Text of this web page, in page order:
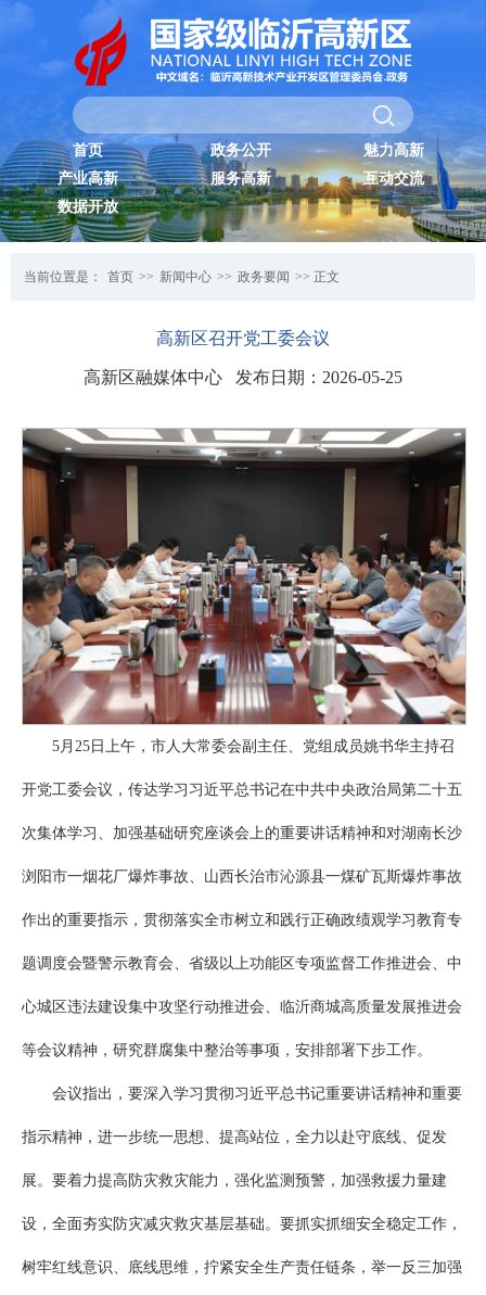
首页 政务公开
魅力高新
产业高新
服务高新
互动交流
数据开放
当前位置是： 首页 >> 新闻中心 >> 政务要闻 >> 正文
高新区召开党工委会议
高新区融媒体中心 发布日期：2026-05-25
5月25日上午，市人大常委会副主任、党组成员姚书华主持召
开党工委会议，传达学习习近平总书记在中共中央政治局第二十五
次集体学习、加强基础研究座谈会上的重要讲话精神和对湖南长沙
浏阳市一烟花厂爆炸事故、山西长治市沁源县一煤矿瓦斯爆炸事故
作出的重要指示，贯彻落实全市树立和践行正确政绩观学习教育专
题调度会暨警示教育会、省级以上功能区专项监督工作推进会、中
心城区违法建设集中攻坚行动推进会、临沂商城高质量发展推进会
等会议精神，研究群腐集中整治等事项，安排部署下步工作。
会议指出，要深入学习贯彻习近平总书记重要讲话精神和重要
指示精神，进一步统一思想、提高站位，全力以赴守底线、促发
展。要着力提高防灾救灾能力，强化监测预警，加强救援力量建
设，全面夯实防灾减灾救灾基层基础。要抓实抓细安全稳定工作，
树牢红线意识、底线思维，拧紧安全生产责任链条，举一反三加强